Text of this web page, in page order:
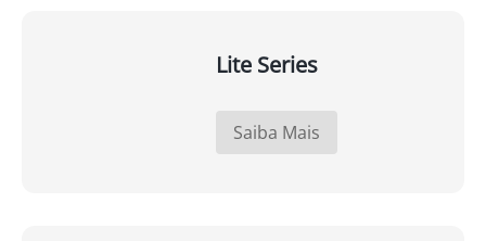
Lite Series
Saiba Mais